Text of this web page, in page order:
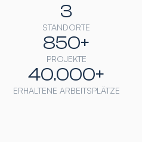
STANDORTE
3
PROJEKTE
850+
ERHALTENE ARBEITSPLÄTZE
40.000+